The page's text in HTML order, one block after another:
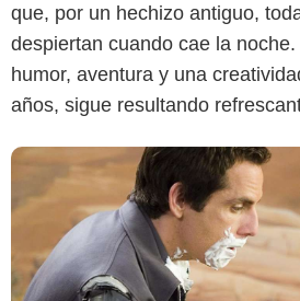
que, por un hechizo antiguo,
despiertan cuando cae la
humor, aventura y una
años, sigue resultando